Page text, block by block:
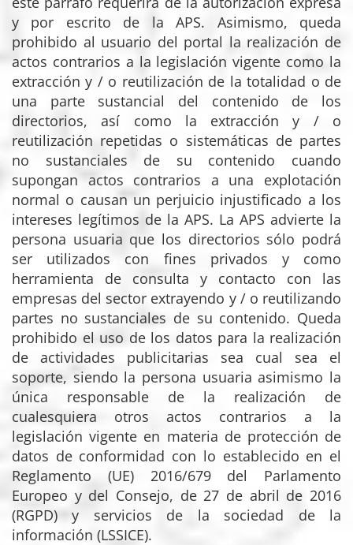
y por escrito de la APS. Asimismo, queda
prohibido al usuario del portal la realización de
actos contrarios a la legislación vigente como la
extracción y / o reutilización de la totalidad o de
una parte sustancial del contenido de los
directorios, así como la extracción y / o
reutilización repetidas o sistemáticas de partes
no sustanciales de su contenido cuando
supongan actos contrarios a una explotación
normal o causan un perjuicio injustificado a los
intereses legítimos de la APS. La APS advierte la
persona usuaria que los directorios sólo podrá
ser utilizados con fines privados y como
herramienta de consulta y contacto con las
empresas del sector extrayendo y / o reutilizando
partes no sustanciales de su contenido. Queda
prohibido el uso de los datos para la realización
de actividades publicitarias sea cual sea el
soporte, siendo la persona usuaria asimismo la
única responsable de la realización de
cualesquiera otros actos contrarios a la
legislación vigente en materia de protección de
datos de conformidad con lo establecido en el
Reglamento (UE) 2016/679 del Parlamento
Europeo y del Consejo, de 27 de abril de 2016
(RGPD) y servicios de la sociedad de la
información (LSSICE).